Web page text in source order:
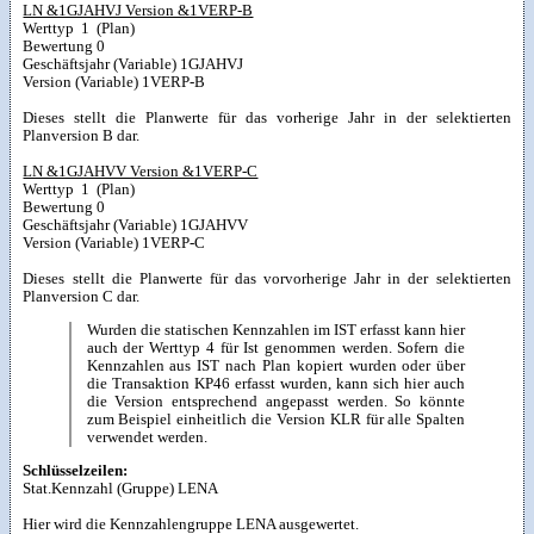
LN &1GJAHVJ Version &1VERP-B
Werttyp 1 (Plan)
Bewertung 0
Geschäftsjahr (Variable) 1GJAHVJ
Version (Variable) 1VERP-B
Dieses stellt die Planwerte für das vorherige Jahr in der selektierten
Planversion B dar.
LN &1GJAHVV Version &1VERP-C
Werttyp 1 (Plan)
Bewertung 0
Geschäftsjahr (Variable) 1GJAHVV
Version (Variable) 1VERP-C
Dieses stellt die Planwerte für das vorvorherige Jahr in der selektierten
Planversion C dar.
Wurden die statischen Kennzahlen im IST erfasst kann hier
auch der Werttyp 4 für Ist genommen werden. Sofern die
Kennzahlen aus IST nach Plan kopiert wurden oder über
die Transaktion KP46 erfasst wurden, kann sich hier auch
die Version entsprechend angepasst werden. So könnte
zum Beispiel einheitlich die Version KLR für alle Spalten
verwendet werden.
Schlüsselzeilen:
Stat.Kennzahl (Gruppe) LENA
Hier wird die Kennzahlengruppe LENA ausgewertet.